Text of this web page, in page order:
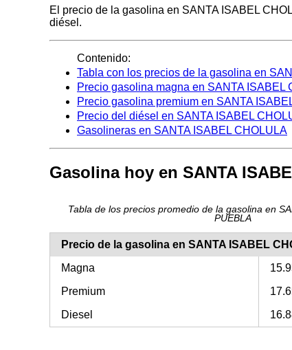
El precio de la gasolina en SANTA ISABEL
diésel.
Contenido:
Tabla con los precios de la gasolina en
Precio gasolina magna en SANTA ISABEL
Precio gasolina premium en SANTA
Precio del diésel en SANTA ISABEL
Gasolineras en SANTA ISABEL CHOLULA
Gasolina hoy en SANTA
Tabla de los precios promedio de la gasolina en
PUEBLA
Precio de la gasolina en SANTA ISABEL
Magna
Premium
Diesel